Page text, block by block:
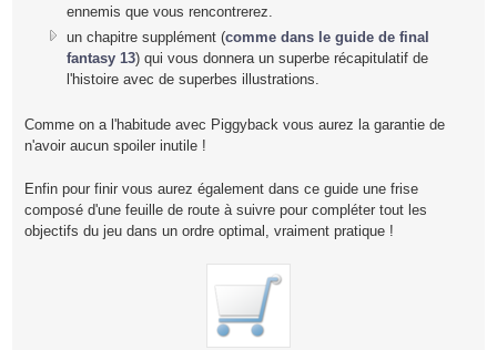
ennemis que vous rencontrerez.
un chapitre supplément (comme dans le guide de final
fantasy 13) qui vous donnera un superbe récapitulatif de
l'histoire avec de superbes illustrations.
Comme on a l'habitude avec Piggyback vous aurez la garantie de
n'avoir aucun spoiler inutile !
Enfin pour finir vous aurez également dans ce guide une frise
composé d'une feuille de route à suivre pour compléter tout les
objectifs du jeu dans un ordre optimal, vraiment pratique !